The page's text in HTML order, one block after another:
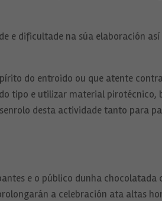
e dificultade na súa elaboración
do entroido ou que atente
tipo e utilizar material pirotécnico,
desta actividade tanto para
e o público dunha chocolatada
a celebración ata altas